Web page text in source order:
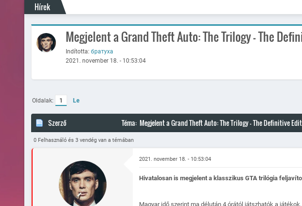
Hírek
Megjelent a Grand Theft Auto: The Trilogy - The
Indította: братуха
2021. november 18. - 10:53:04
Oldalak: 1 Le
Szerző Téma: Megjelent a Grand Theft Auto: The Trilogy - The Definitive
0 Felhasználó és 3 vendég van a témában
2021. november 18. - 10:53:04
Hivatalosan is megjelent a klasszikus GTA trilógia
Magyar idő szerint ma délután 4 órától játszhatók a